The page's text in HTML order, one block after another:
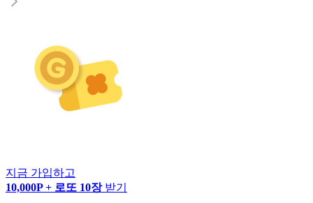
지금 가입하고
10,000P + 로또 10장 받기